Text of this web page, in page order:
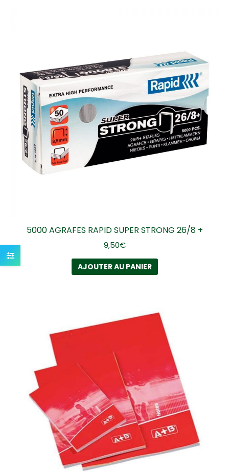
5000 AGRAFES RAPID SUPER STRONG 26/8 +
9,50€
AJOUTER AU PANIER